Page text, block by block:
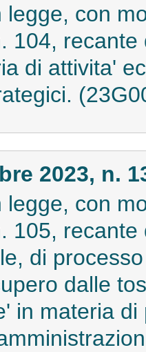
legge, con
104,
di attivita'
2023, n.
legge, con
105,
di
dalle
in materia